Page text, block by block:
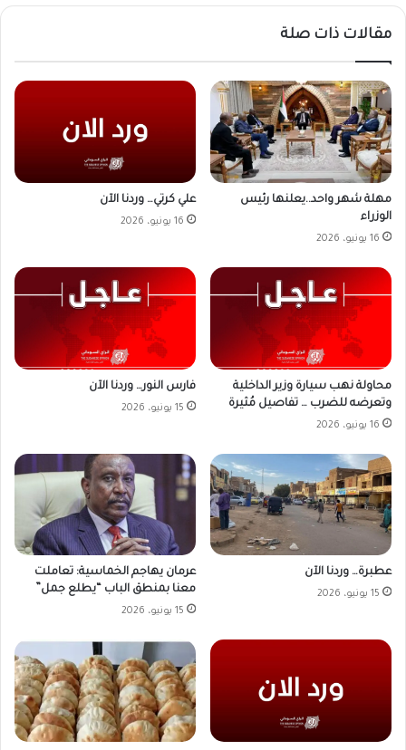
مقالات ذات صلة
مهلة شهر واحد..يعلنها رئيس
الوزراء
16 يونيو، 2026
علي كرتي… وردنا الآن
16 يونيو، 2026
محاولة نهب سيارة وزير الداخلية
وتعرضه للضرب … تفاصيل مُثيرة
16 يونيو، 2026
فارس النور… وردنا الآن
15 يونيو، 2026
عطبرة… وردنا الآن
15 يونيو، 2026
عرمان يهاجم الخماسية: تعاملت
معنا بمنطق الباب “يطلع جمل”
15 يونيو، 2026